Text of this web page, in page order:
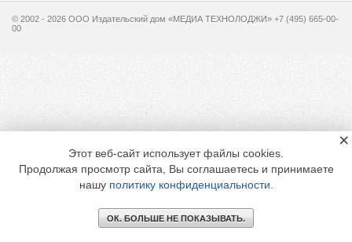
© 2002 - 2026 OOO Издательский дом «МЕДИА ТЕХНОЛОДЖИ» +7 (495) 665-00-
00
Этот веб-сайт использует файлы cookies.
Продолжая просмотр сайта, Вы соглашаетесь и принимаете
нашу политику конфиденциальности
ОК. БОЛЬШЕ НЕ ПОКАЗЫВАТЬ.
×